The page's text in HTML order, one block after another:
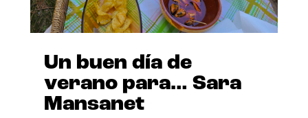
Un buen día de
verano para… Sara
Mansanet